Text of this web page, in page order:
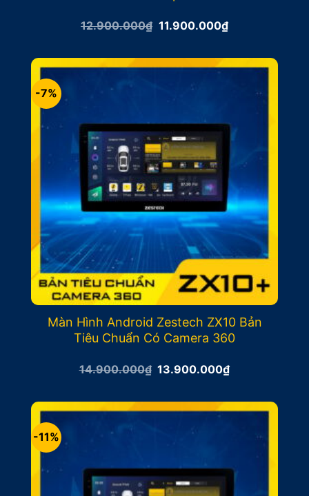
12.900.000₫ Giá
12.900.000₫.
11.900.000₫Giá
hiện
là:
11.900.000₫.
-7%
Màn Hình Android Zestech ZX10 Bản
Tiêu Chuẩn Có Camera 360
14.900.000₫ Giá
14.900.000₫.
13.900.000₫Giá
là:
13.900.000₫.
-11%